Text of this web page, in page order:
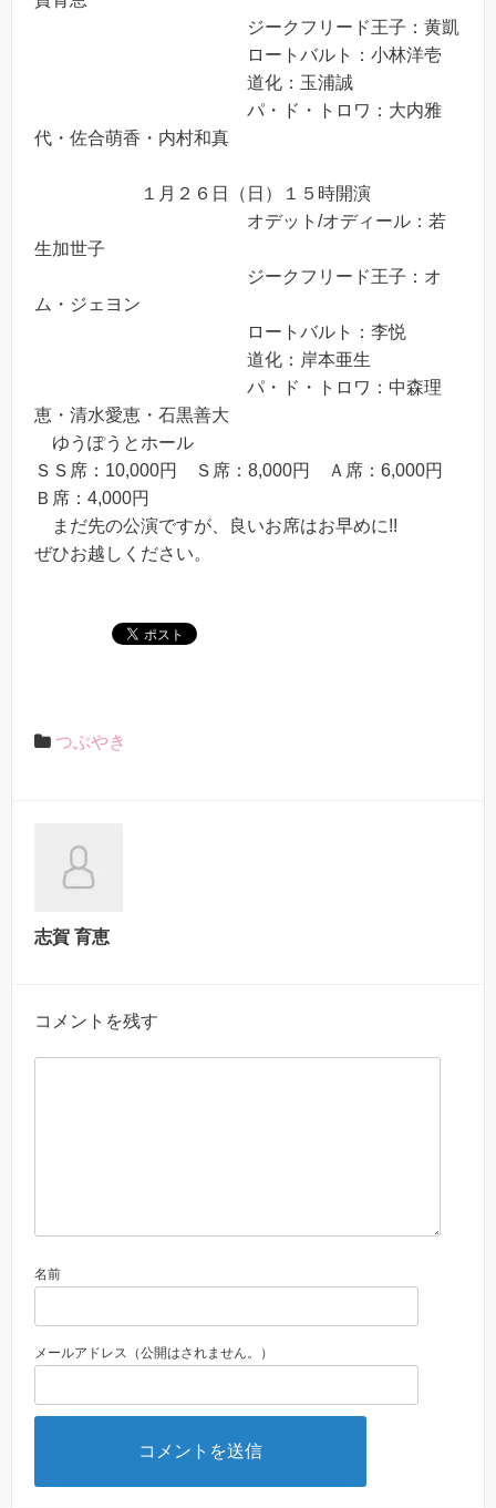
ジークフリード王子：黄凱
ロートバルト：小林洋壱
道化：玉浦誠
パ・ド・トロワ：大内雅
代・佐合萌香・内村和真
１月２６日（日）１５時開演
オデット/オディール：若
生加世子
ジークフリード王子：オ
ム・ジェヨン
ロートバルト：李悦
道化：岸本亜生
パ・ド・トロワ：中森理
恵・清水愛恵・石黒善大
ゆうぽうとホール
ＳＳ席：10,000円 Ｓ席：8,000円 Ａ席：6,000円
Ｂ席：4,000円
まだ先の公演ですが、良いお席はお早めに!!
ぜひお越しください。
つぶやき
志賀 育恵
コメントを残す
名前
メールアドレス（公開はされません。）